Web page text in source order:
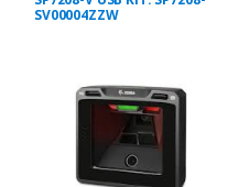
SV00004ZZW